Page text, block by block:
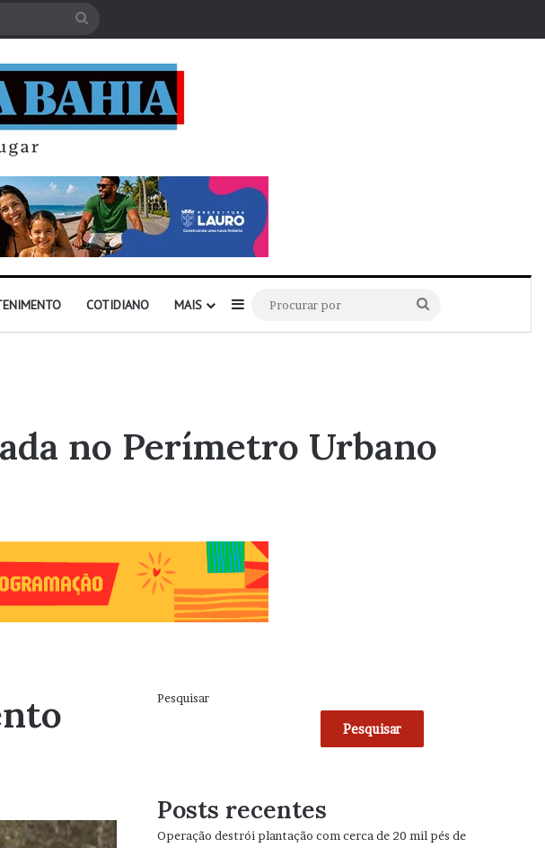
COTIDIANO MAIS Barra Lateral
por
no Perímetro Urbano
Pesquisar
Pesquisar
Posts recentes
Operação destrói plantação com cerca de 20 mil pés de